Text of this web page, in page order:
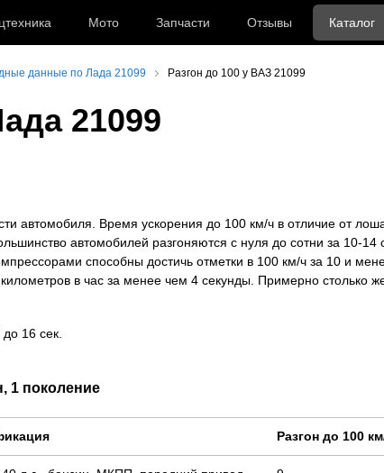
Мото Запчасти Отзывы Каталог
данные по Лада 21099 Разгон до 100 у ВАЗ 21099
21099
автомобиля. Время ускорения до 100 км/ч в отличие от
автомобилей разгоняются с нуля до сотни за 10-14
способны достичь отметки в 100 км/ч за 10 и
в час за менее чем 4 секунды. Примерно столько
16 сек.
1 поколение
Разгон до 100